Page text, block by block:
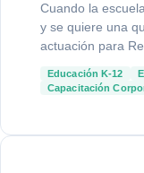
Cuando la
y se quiere una
actuación para
Educación K-12
Capacitación